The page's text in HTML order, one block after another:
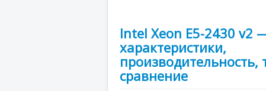
Intel Xeon E5-2430 v2
характеристики,
производительность,
сравнение